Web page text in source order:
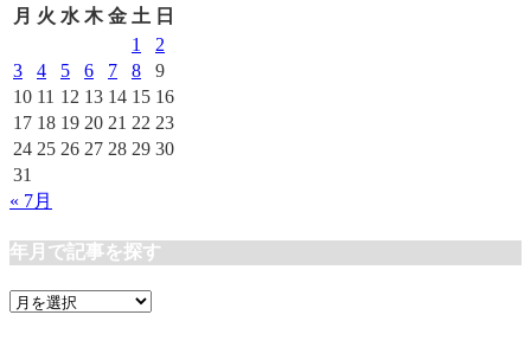
リ
月 火 水 木 金 土 日
1
2
3
4 5 6 7 8
9
10 11 12 13 14 15 16
17 18 19 20 21 22 23
24 25 26 27 28 29 30
31
« 7月
年月で記事を探す
年